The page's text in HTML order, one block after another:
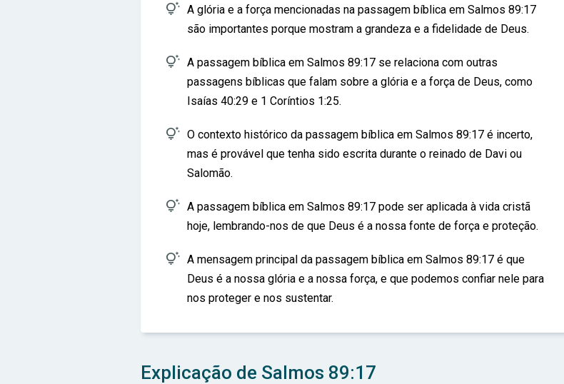
 A glória e a força mencionadas na passagem bíblica em Salmos 89:17
são importantes porque mostram a grandeza e a fidelidade de Deus.
 A passagem bíblica em Salmos 89:17 se relaciona com outras
passagens bíblicas que falam sobre a glória e a força de Deus, como
Isaías 40:29 e 1 Coríntios 1:25.
 O contexto histórico da passagem bíblica em Salmos 89:17 é incerto,
mas é provável que tenha sido escrita durante o reinado de Davi ou
Salomão.
 A passagem bíblica em Salmos 89:17 pode ser aplicada à vida cristã
hoje, lembrando-nos de que Deus é a nossa fonte de força e proteção.
 A mensagem principal da passagem bíblica em Salmos 89:17 é que
Deus é a nossa glória e a nossa força, e que podemos confiar nele para
nos proteger e nos sustentar.
Explicação de Salmos 89:17